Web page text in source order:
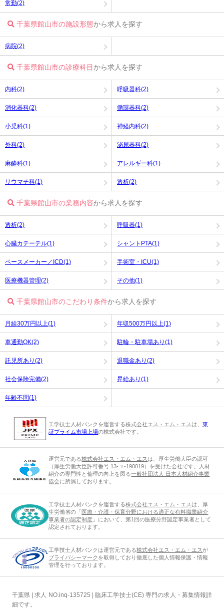
常勤(2)
千葉県館山市の施設形態から求人を探す
病院(2)
千葉県館山市の診療科目から求人を探す
内科(2) 呼吸器科(2)
消化器科(2) 循環器科(2)
小児科(1) 神経内科(2)
外科(2) 泌尿器科(2)
麻酔科(1) アレルギー科(1)
リウマチ科(1) 透析(2)
千葉県館山市の業務内容から求人を探す
透析(2) 呼吸器(1)
心臓カテーテル(1) シャントPTA(1)
ペースメーカー／ICD(1) 手術室・ICU(1)
医療機器管理(2) その他(1)
千葉県館山市のこだわり条件から求人を探す
月給30万円以上(1) 年収500万円以上(1)
車通勤OK(2) 駐輪・駐車場あり(1)
託児所あり(2) 退職金あり(2)
社会保険完備(2) 昇給あり(1)
年齢不問(1)
工学技士人材バンクを運営する株式会社エス・エム・エスは、東
証プライム市場上場の株式会社です。
運営元である株式会社エス・エム・エスは、厚生労働大臣の認可
（ 厚生労働大臣許可番号 13-ユ-190019）を受けた会社です。人材
紹介の専門性と倫理の向上を図る一般社団法人 日本人材紹介事業
協会に所属しております。
工学技士人材バンクを運営する株式会社エス・エム・エスは、厚
生労働省の「 医療・介護・保育分野における適正な有料職業紹介
事業者の認定制度 」において、第1回の医療分野認定事業者として
認定されております。
工学技士人材バンクは運営元である株式会社エス・エム・エスが
プライバシーマーク を取得しており徹底した個人情報保護・情報
管理を行っております。
千葉県 | 求人 NO.inq-135725 | 臨床工学技士(CE) 専門の求人・募集情報詳
細です。